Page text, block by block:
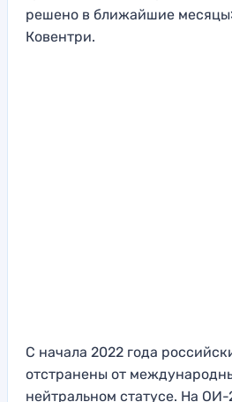
решено в ближайшие
Ковентри.
С начала 2022 года
отстранены от
нейтральном статусе. На